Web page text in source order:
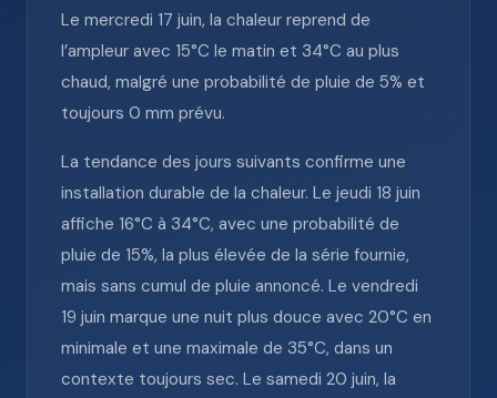
Le mercredi 17 juin, la chaleur reprend de
l’ampleur avec 15°C le matin et 34°C au plus
chaud, malgré une probabilité de pluie de 5% et
toujours 0 mm prévu.
La tendance des jours suivants confirme une
installation durable de la chaleur. Le jeudi 18 juin
affiche 16°C à 34°C, avec une probabilité de
pluie de 15%, la plus élevée de la série fournie,
mais sans cumul de pluie annoncé. Le vendredi
19 juin marque une nuit plus douce avec 20°C en
minimale et une maximale de 35°C, dans un
contexte toujours sec. Le samedi 20 juin, la